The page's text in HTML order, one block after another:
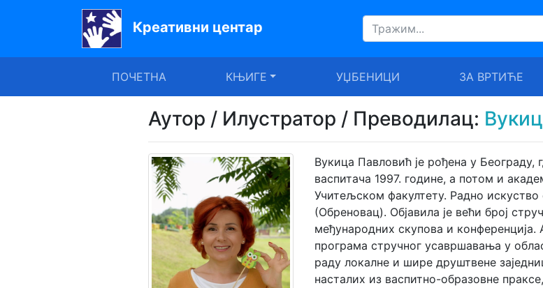
Креативни центар
ПОЧЕТНА КЊИГЕ УЏБЕНИЦИ ЗА ВРТИЋЕ
Почетна
Аутор / Илустратор / Преводилац:
Вукица Павловић је рођена у
васпитача 1997. године, а потом и
Учитељском факултету. Радно
(Обреновaц). Објавила је већи број
међународних скупова и конференција.
програма стручног усавршавања у
раду локалне и шире друштвене
насталих из васпитно-образовне